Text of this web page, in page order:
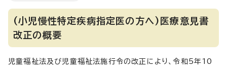
(小児慢性特定疾病指定医の方へ)医療意見書
改正の概要
児童福祉法及び児童福祉法施行令の改正により、令和5年10